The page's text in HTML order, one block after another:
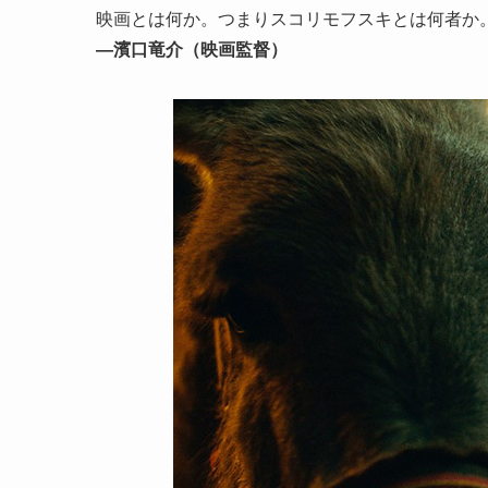
映画とは何か。つまりスコリモフスキとは何者か
―濱口竜介（映画監督）